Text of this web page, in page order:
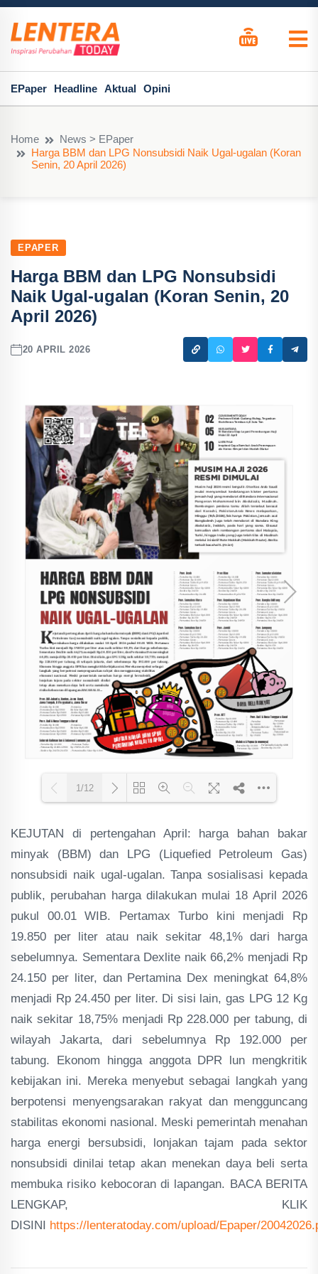
EPaper Headline Aktual Opini
Home
News > EPaper
Harga BBM dan LPG Nonsubsidi Naik Ugal-ugalan (Koran
Senin, 20 April 2026)
EPAPER
Harga BBM dan LPG Nonsubsidi
Naik Ugal-ugalan (Koran Senin, 20
April 2026)
20 APRIL 2026
Loading PDF 50% ...
1/12
KEJUTAN di pertengahan April: harga bahan bakar
minyak (BBM) dan LPG (Liquefied Petroleum Gas)
nonsubsidi naik ugal-ugalan. Tanpa sosialisasi kepada
publik, perubahan harga dilakukan mulai 18 April 2026
pukul 00.01 WIB. Pertamax Turbo kini menjadi Rp
19.850 per liter atau naik sekitar 48,1% dari harga
sebelumnya. Sementara Dexlite naik 66,2% menjadi Rp
24.150 per liter, dan Pertamina Dex meningkat 64,8%
menjadi Rp 24.450 per liter. Di sisi lain, gas LPG 12 Kg
naik sekitar 18,75% menjadi Rp 228.000 per tabung, di
wilayah Jakarta, dari sebelumnya Rp 192.000 per
tabung. Ekonom hingga anggota DPR lun mengkritik
kebijakan ini. Mereka menyebut sebagai langkah yang
berpotensi menyengsarakan rakyat dan mengguncang
stabilitas ekonomi nasional. Meski pemerintah menahan
harga energi bersubsidi, lonjakan tajam pada sektor
nonsubsidi dinilai tetap akan menekan daya beli serta
membuka risiko kebocoran di lapangan. BACA BERITA
LENGKAP, KLIK
DISINI https://lenteratoday.com/upload/Epaper/